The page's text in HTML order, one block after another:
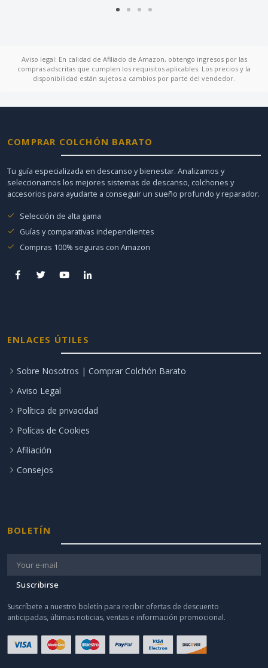
Aviso legal: En calidad de Afiliado de Amazon, obtengo ingresos por las
compras adscritas que cumplen los requisitos aplicables. Los precios y la
disponibilidad están sujetos a cambios por parte del vendedor.
COMPRAR COLCHÓN BARATO
Tu guía especializada en descanso y bienestar. Analizamos y
seleccionamos los mejores sistemas de descanso, colchones y
accesorios para ayudarte a conseguir un sueño profundo y reparador.
Selección de alta gama
Guías y comparativas independientes
Compras 100% seguras con Amazon
ENLACES ÚTILES
Sobre Nosotros | Comprar Colchón Barato
Aviso Legal
Política de privacidad
Polícas de Cookies
Afiliación
Consejos
BOLETÍN
Suscribirse
Suscríbete a nuestro boletín para recibir ofertas de descuento
anticipadas, últimas noticias, ventas e información promocional.